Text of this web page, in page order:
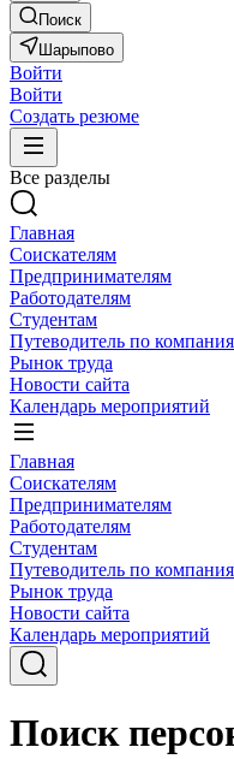
Поиск
Шарыпово
Войти
Войти
Создать резюме
Все разделы
Главная
Соискателям
Предпринимателям
Работодателям
Студентам
Путеводитель по
Рынок труда
Новости сайта
Календарь мероприятий
Главная
Соискателям
Предпринимателям
Работодателям
Студентам
Путеводитель по
Рынок труда
Новости сайта
Календарь мероприятий
Поиск